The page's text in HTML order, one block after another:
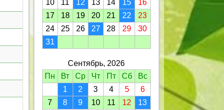
10
11 12 13 14 15
16
17
18 19 20 21 22
23
24
25 26 27 28 29
30
31
Сентябрь, 2026
Пн
Вт Ср Чт Пт Сб
Вс
1
2 3 4 5
6
7
8 9 10 11 12
13